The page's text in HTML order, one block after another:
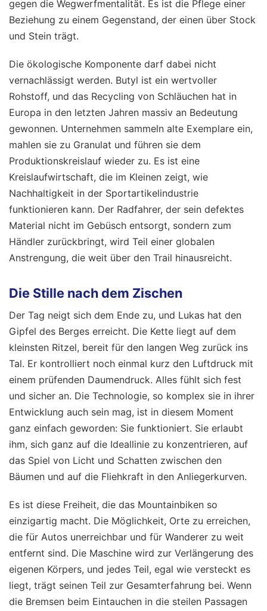
gegen die Wegwerfmentalität. Es ist die Pflege einer
Beziehung zu einem Gegenstand, der einen über Stock
und Stein trägt.
Die ökologische Komponente darf dabei nicht
vernachlässigt werden. Butyl ist ein wertvoller
Rohstoff, und das Recycling von Schläuchen hat in
Europa in den letzten Jahren massiv an Bedeutung
gewonnen. Unternehmen sammeln alte Exemplare ein,
mahlen sie zu Granulat und führen sie dem
Produktionskreislauf wieder zu. Es ist eine
Kreislaufwirtschaft, die im Kleinen zeigt, wie
Nachhaltigkeit in der Sportartikelindustrie
funktionieren kann. Der Radfahrer, der sein defektes
Material nicht im Gebüsch entsorgt, sondern zum
Händler zurückbringt, wird Teil einer globalen
Anstrengung, die weit über den Trail hinausreicht.
Die Stille nach dem Zischen
Der Tag neigt sich dem Ende zu, und Lukas hat den
Gipfel des Berges erreicht. Die Kette liegt auf dem
kleinsten Ritzel, bereit für den langen Weg zurück ins
Tal. Er kontrolliert noch einmal kurz den Luftdruck mit
einem prüfenden Daumendruck. Alles fühlt sich fest
und sicher an. Die Technologie, so komplex sie in ihrer
Entwicklung auch sein mag, ist in diesem Moment
ganz einfach geworden: Sie funktioniert. Sie erlaubt
ihm, sich ganz auf die Ideallinie zu konzentrieren, auf
das Spiel von Licht und Schatten zwischen den
Bäumen und auf die Fliehkraft in den Anliegerkurven.
Es ist diese Freiheit, die das Mountainbiken so
einzigartig macht. Die Möglichkeit, Orte zu erreichen,
die für Autos unerreichbar und für Wanderer zu weit
entfernt sind. Die Maschine wird zur Verlängerung des
eigenen Körpers, und jedes Teil, egal wie versteckt es
liegt, trägt seinen Teil zur Gesamterfahrung bei. Wenn
die Bremsen beim Eintauchen in die steilen Passagen